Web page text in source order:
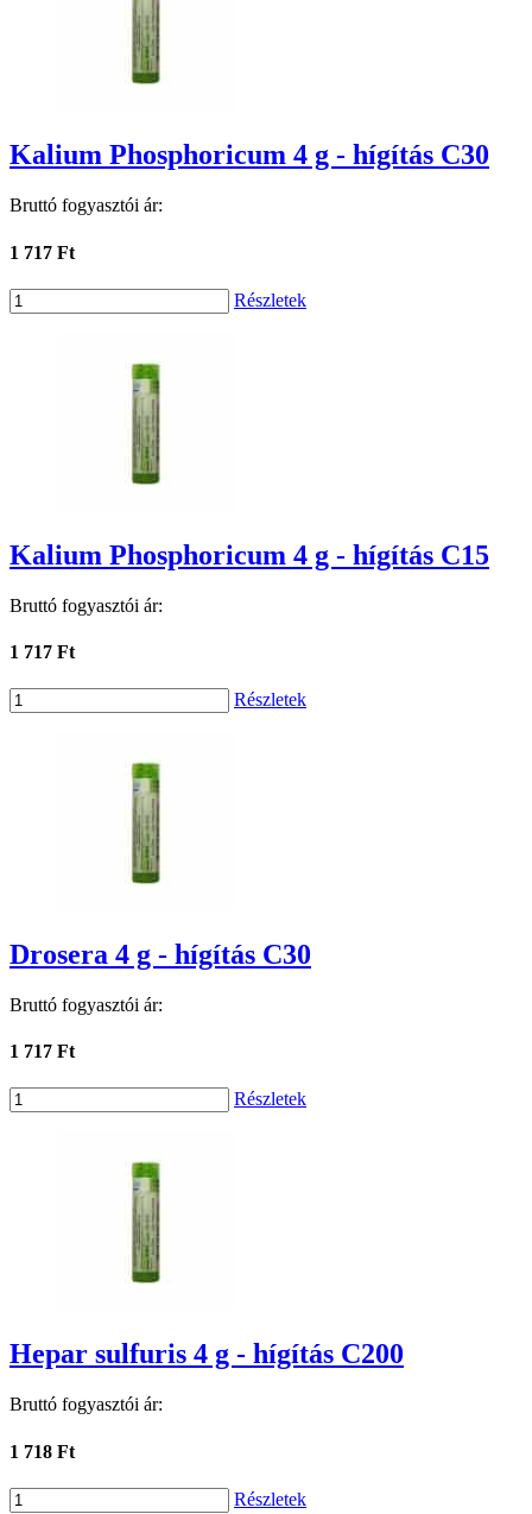
Kalium Phosphoricum 4 g - hígítás C30
Bruttó fogyasztói ár:
1 717 Ft
Részletek
Kalium Phosphoricum 4 g - hígítás C15
Bruttó fogyasztói ár:
1 717 Ft
Részletek
Drosera 4 g - hígítás C30
Bruttó fogyasztói ár:
1 717 Ft
Részletek
Hepar sulfuris 4 g - hígítás C200
Bruttó fogyasztói ár:
1 718 Ft
Részletek